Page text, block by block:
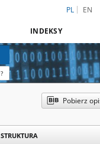
PL EN
INDEKSY
?
Pobierz
STRUKTURA